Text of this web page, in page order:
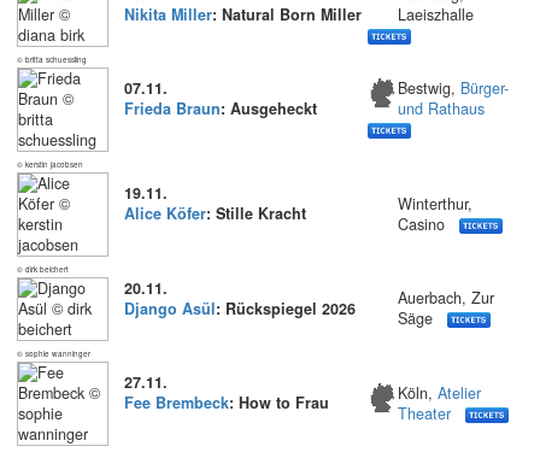
Nikita Miller: Natural Born Miller
Laeiszhalle
© britta schuessling
07.11.
Frieda Braun: Ausgeheckt
Bestwig, Bürger-
und Rathaus
© kerstin jacobsen
19.11.
Alice Köfer: Stille Kracht
Winterthur,
Casino
© dirk beichert
20.11.
Django Asül: Rückspiegel 2026
Auerbach, Zur
Säge
© sophie wanninger
27.11.
Fee Brembeck: How to Frau Köln, Atelier
Theater